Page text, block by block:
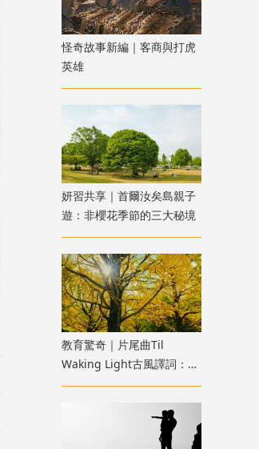
怪奇故事新編｜客商與打虎
英雄
妍習共享｜首爾汝矣島親子
遊：非櫻花季節的三大秘境
教育驚奇｜片尾曲Til
Waking Light古風譯詞：
《寂靜的朋友》雜談七